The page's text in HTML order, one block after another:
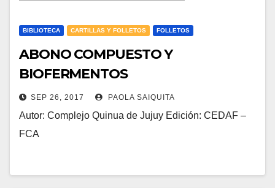
BIBLIOTECA CARTILLAS Y FOLLETOS FOLLETOS
ABONO COMPUESTO Y
BIOFERMENTOS
SEP 26, 2017 PAOLA SAIQUITA
Autor: Complejo Quinua de Jujuy Edición: CEDAF –
FCA